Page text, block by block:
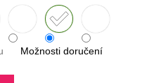
Možnosti doručení